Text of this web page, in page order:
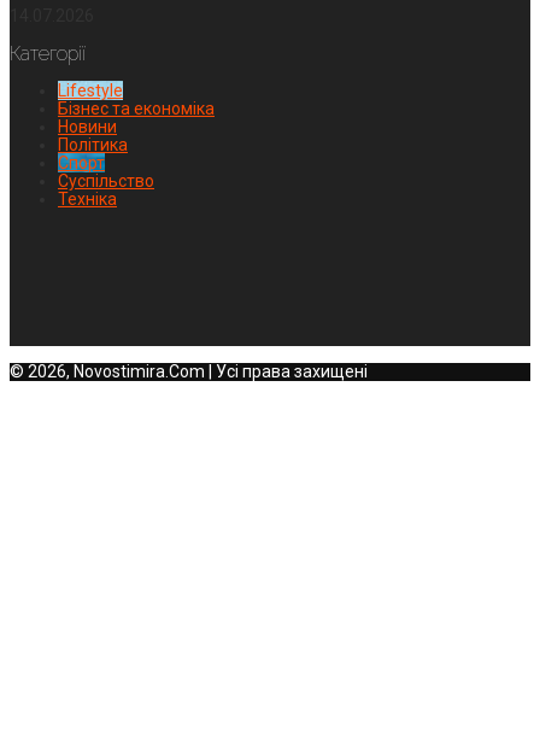
Категорії
Lifestyle
Бізнес та економіка
Новини
Політика
Спорт
Суспільство
Техніка
© 2026, Novostimira.Com | Усі права захищені